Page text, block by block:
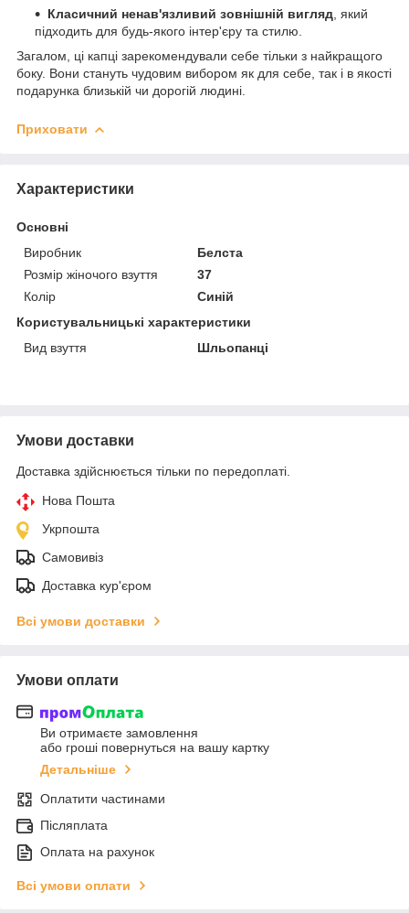
Класичний ненав'язливий зовнішній вигляд , який
підходить для будь-якого інтер'єру та стилю.
Загалом, ці капці зарекомендували себе тільки з найкращого
боку. Вони стануть чудовим вибором як для себе, так і в якості
подарунка близькій чи дорогій людині.
Приховати
Характеристики
Основні
Виробник
Белста
Розмір жіночого взуття
37
Колір
Синій
Користувальницькі характеристики
Вид взуття
Шльопанці
Умови доставки
Доставка здійснюється тільки по передоплаті.
Нова Пошта
Укрпошта
Самовивіз
Доставка кур'єром
Всі умови доставки
Умови оплати
Ви отримаєте замовлення
або гроші повернуться на вашу картку
Детальніше
Оплатити частинами
Післяплата
Оплата на рахунок
Всі умови оплати